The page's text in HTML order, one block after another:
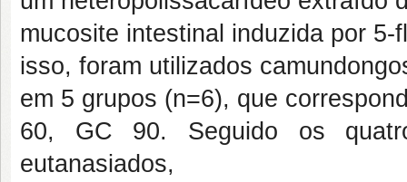
mucosite intestinal induzida por
isso, foram utilizados
em 5 grupos (n=6), que
60, GC 90. Seguido os
eutanasiados,